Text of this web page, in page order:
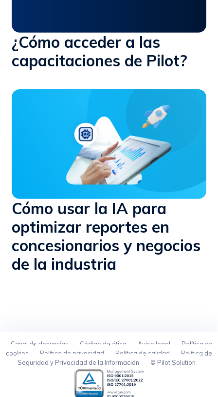
¿Cómo acceder a las
capacitaciones de Pilot?
Cómo usar la IA para
optimizar reportes en
concesionarios y negocios
de la industria
Canal de denuncias Código de ética Aviso legal
Política de
cookies
Política de privacidad Política de calidad
Política de
Seguridad y Privacidad de la Información
© Pilot Solution